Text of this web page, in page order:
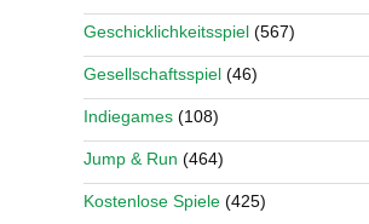
Geschicklichkeitsspiel (567)
Gesellschaftsspiel (46)
Indiegames (108)
Jump & Run (464)
Kostenlose Spiele (425)